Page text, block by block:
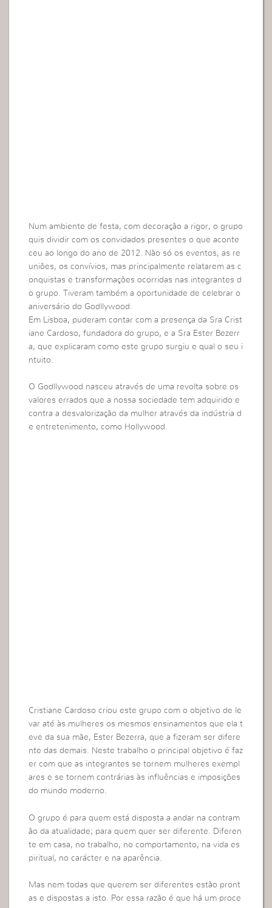
Num ambiente de festa, com decoração a rigor, o grupo
quis dividir com os convidados presentes o que aconte
ceu ao longo do ano de 2012. Não só os eventos, as re
uniões, os convívios, mas principalmente relatarem as c
onquistas e transformações ocorridas nas integrantes d
o grupo. Tiveram também a oportunidade de celebrar o
aniversário do Godllywood.
Em Lisboa, puderam contar com a presença da Sra Crist
iane Cardoso, fundadora do grupo, e a Sra Ester Bezerr
a, que explicaram como este grupo surgiu e qual o seu i
ntuito.
O Godllywood nasceu através de uma revolta sobre os
valores errados que a nossa sociedade tem adquirido e
contra a desvalorização da mulher através da indústria d
e entretenimento, como Hollywood.
Cristiane Cardoso criou este grupo com o objetivo de le
var até às mulheres os mesmos ensinamentos que ela t
eve da sua mãe, Ester Bezerra, que a fizeram ser difere
nte das demais. Neste trabalho o principal objetivo é faz
er com que as integrantes se tornem mulheres exempl
ares e se tornem contrárias às influências e imposições
do mundo moderno.
O grupo é para quem está disposta a andar na contram
ão da atualidade; para quem quer ser diferente. Diferen
te em casa, no trabalho, no comportamento, na vida es
piritual, no carácter e na aparência.
Mas nem todas que querem ser diferentes estão pront
as e dispostas a isto. Por essa razão é que há um proce